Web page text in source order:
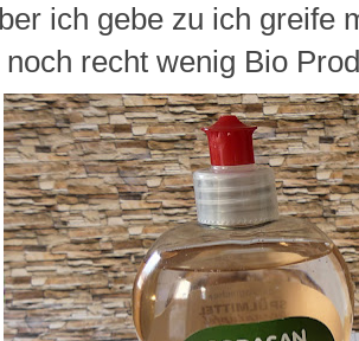
ich gebe zu ich greife
recht wenig Bio